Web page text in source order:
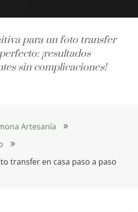
para un foto transfer
¡resultados
sin complicaciones!
Artesanía 9
9
transfer en casa paso a paso